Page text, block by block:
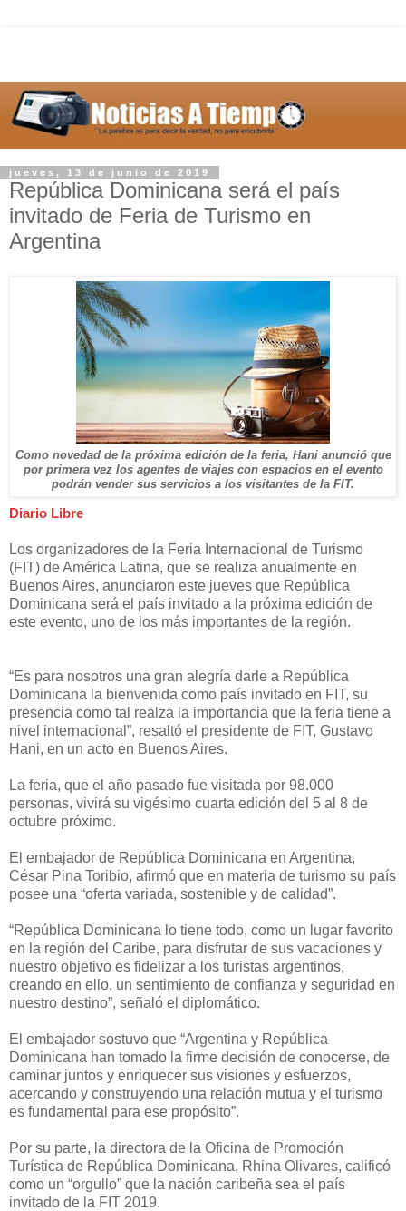
jueves, 13 de junio de 2019
República Dominicana será el país
invitado de Feria de Turismo en
Argentina
Como novedad de la próxima edición de la feria, Hani anunció que
por primera vez los agentes de viajes con espacios en el evento
podrán vender sus servicios a los visitantes de la FIT.
Diario Libre
Los organizadores de la Feria Internacional de Turismo
(FIT) de América Latina, que se realiza anualmente en
Buenos Aires, anunciaron este jueves que República
Dominicana será el país invitado a la próxima edición de
este evento, uno de los más importantes de la región.
“Es para nosotros una gran alegría darle a República
Dominicana la bienvenida como país invitado en FIT, su
presencia como tal realza la importancia que la feria tiene a
nivel internacional”, resaltó el presidente de FIT, Gustavo
Hani, en un acto en Buenos Aires.
La feria, que el año pasado fue visitada por 98.000
personas, vivirá su vigésimo cuarta edición del 5 al 8 de
octubre próximo.
El embajador de República Dominicana en Argentina,
César Pina Toribio, afirmó que en materia de turismo su país
posee una “oferta variada, sostenible y de calidad”.
“República Dominicana lo tiene todo, como un lugar favorito
en la región del Caribe, para disfrutar de sus vacaciones y
nuestro objetivo es fidelizar a los turistas argentinos,
creando en ello, un sentimiento de confianza y seguridad en
nuestro destino”, señaló el diplomático.
El embajador sostuvo que “Argentina y República
Dominicana han tomado la firme decisión de conocerse, de
caminar juntos y enriquecer sus visiones y esfuerzos,
acercando y construyendo una relación mutua y el turismo
es fundamental para ese propósito”.
Por su parte, la directora de la Oficina de Promoción
Turística de República Dominicana, Rhina Olivares, calificó
como un “orgullo” que la nación caribeña sea el país
invitado de la FIT 2019.